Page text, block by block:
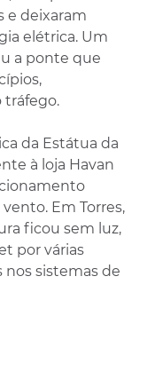
e deixaram
elétrica. Um
a ponte que
tráfego.
da Estátua da
à loja Havan
Em Torres,
ficou sem luz,
por várias
nos sistemas de